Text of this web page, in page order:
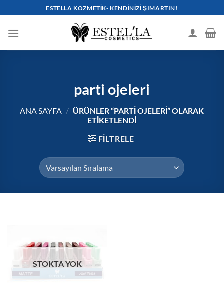
atla
ESTELLA KOZMETIK- KENDINIZI ŞIMARTIN!
parti ojeleri
ANA SAYFA / ÜRÜNLER “PARTI OJELERI” OLARAK
ETIKETLENDI
FILTRELE
STOKTA YOK